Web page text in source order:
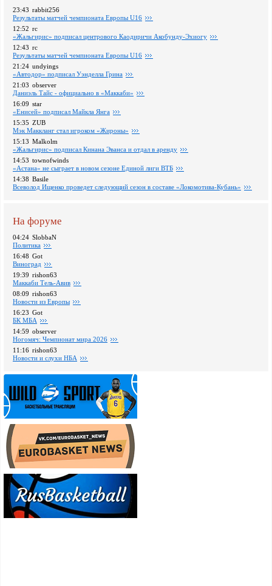
23:43 rabbit256
Pезультаты матчей чемпионата Европы U16
12:52 rc
«Жальгирис» подписал центрового Каодиричи Акобунду-Эхиогу
12:43 rc
Pезультаты матчей чемпионата Европы U16
21:24 undyings
«Автодор» подписал Уэнделла Грина
21:03 observer
Даниэль Тайс - официально в «Маккаби»
16:09 star
«Енисей» подписал Майкла Янга
15:35 ZUB
Мэк Маккланг стал игроком «Жироны»
15:13 Malkolm
«Жальгирис» подписал Кинана Эванса и отдал в аренду
14:53 townofwinds
«Астана» не сыграет в новом сезоне Единой лиги ВТБ
14:38 Basile
Всеволод Ищенко проведет следующий сезон в составе «Локомотива-Кубань»
На форуме
04:24 SlobbaN
Политика
16:48 Got
Виноград
19:39 rishon63
Маккаби Тель-Авив
08:09 rishon63
Новости из Европы
16:23 Got
БК МБА
14:59 observer
Ногомяч: Чемпионат мира 2026
11:16 rishon63
Новости и слухи НБА